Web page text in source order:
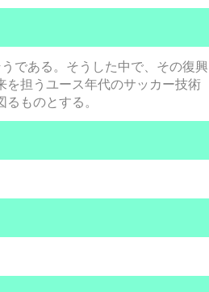
である。そうした中で、その復興
担うユース年代のサッカー技術
ものとする。